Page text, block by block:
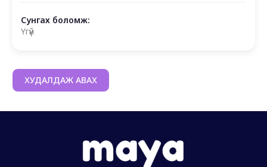
Сунгах боломж:
Үгүй
ХУДАЛДАЖ АВАХ